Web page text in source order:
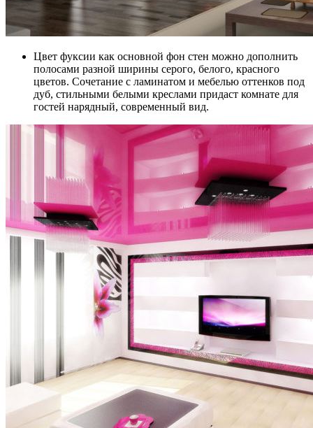
Цвет фуксии как основной фон стен можно дополнить
полосами разной ширины серого, белого, красного
цветов. Сочетание с ламинатом и мебелью оттенков под
дуб, стильными белыми креслами придаст комнате для
гостей нарядный, современный вид.